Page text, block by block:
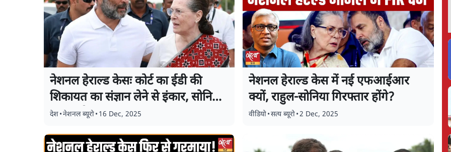
नेशनल हेराल्ड केसः कोर्ट का ईडी की
शिकायत का संज्ञान लेने से इंकार, सोनिया-
राहुल को राहत
देश•नेशनल ब्यूरो• 16 Dec, 2025
नेशनल हेराल्ड केस में नई एफआईआर
क्यों, राहुल-सोनिया गिरफ्तार होंगे?
वीडियो•सत्य ब्यूरो•2 Dec, 2025